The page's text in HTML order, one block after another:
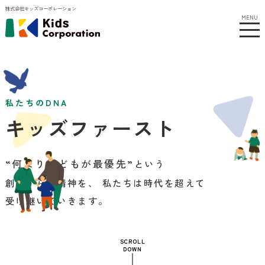
株式会社キッズコーポレーション
MENU
私たちのDNA
キッズファースト
“何より子どもが最優先” という
創業からの精神を、 私たちは時代を超えて
受け継いでいきます。
SCROLL
DOWN